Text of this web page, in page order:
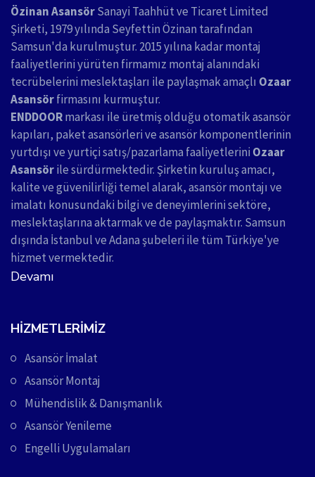
Özinan AsansörSanayi Taahhüt ve Ticaret Limited
Şirketi, 1979 yılında Seyfettin Özinan tarafından
Samsun'da kurulmuştur. 2015 yılına kadar montaj
faaliyetlerini yürüten firmamız montaj alanındaki
tecrübelerini meslektaşları ile paylaşmak amaçlı Ozaar
Asansörfirmasını kurmuştur.
ENDDOORmarkası ile üretmiş olduğu otomatik asansör
kapıları, paket asansörleri ve asansör komponentlerinin
yurtdışı ve yurtiçi satış/pazarlama faaliyetlerini Ozaar
Asansörile sürdürmektedir. Şirketin kuruluş amacı,
kalite ve güvenilirliği temel alarak, asansör montajı ve
imalatı konusundaki bilgi ve deneyimlerini sektöre,
meslektaşlarına aktarmak ve de paylaşmaktır. Samsun
dışında İstanbul ve Adana şubeleri ile tüm Türkiye'ye
hizmet vermektedir.
Devamı
HIZMETLERIMIZ
Asansör İmalat
Asansör Montaj
Mühendislik & Danışmanlık
Asansör Yenileme
Engelli Uygulamaları